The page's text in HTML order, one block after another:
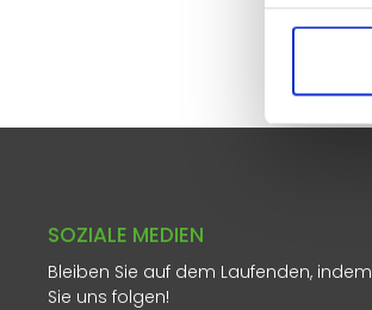
SOZIALE MEDIEN
Bleiben Sie auf dem Laufenden, indem
Sie uns folgen!